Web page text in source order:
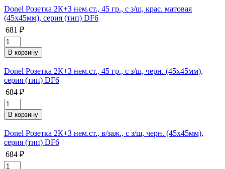
Donel Розетка 2К+З нем.ст., 45 гр., с з/ш, крас. матовая
(45х45мм), серия (тип) DF6
681 ₽
Donel Розетка 2К+З нем.ст., 45 гр., с з/ш, черн. (45х45мм),
серия (тип) DF6
684 ₽
Donel Розетка 2К+З нем.ст., в/заж., с з/ш, черн. (45х45мм),
серия (тип) DF6
684 ₽